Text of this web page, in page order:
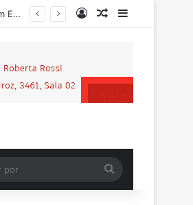
EntrarArtigo aleatório
por